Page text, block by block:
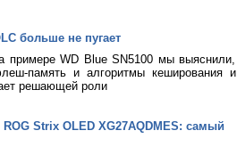
больше не пугает
примере WD Blue SN5100 мы выяснили,
память и алгоритмы кеширования и
решающей роли
Strix OLED XG27AQDMES: самый